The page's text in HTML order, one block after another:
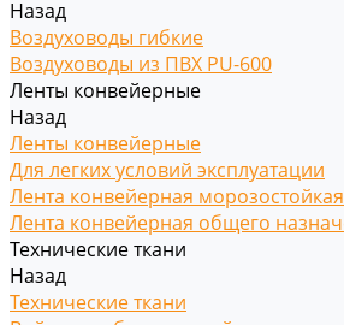
Назад
Воздуховоды гибкие
Воздуховоды из ПВХ PU-600
Ленты конвейерные
Назад
Ленты конвейерные
Для легких условий эксплуатации
Лента конвейерная морозостойкая
Лента конвейерная общего
Технические ткани
Назад
Технические ткани